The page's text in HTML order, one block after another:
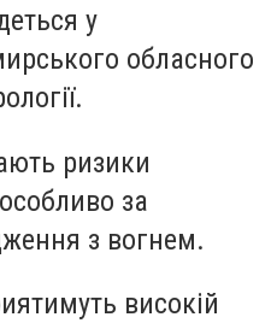
у
обласного
ризики
за
з вогнем.
високій